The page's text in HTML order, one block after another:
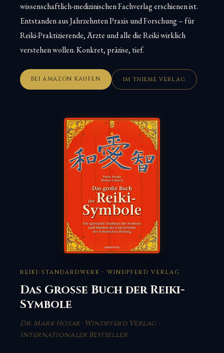
wissenschaftlich-medizinischen Fachverlag erschienen ist.
Entstanden aus Jahrzehnten Praxis und Forschung – für
Reiki-Praktizierende, Ärzte und alle die Reiki wirklich
verstehen wollen. Konkret, präzise, tief.
BEI AMAZON KAUFEN IM THIEME VERLAG
REIKI-STANDARDWERK · WINDPFERD VERLAG
Das Große Buch der Reiki-
Symbole
Dr. Mark Hosak · Windpferd Verlag ·
Internationaler Bestseller